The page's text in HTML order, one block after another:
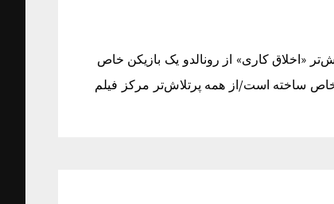
«اخلاق کاری» از رونالدو یک بازیکن خاص
خاص ساخته است/از همه پرتلاش‌تر مرکز فیلم